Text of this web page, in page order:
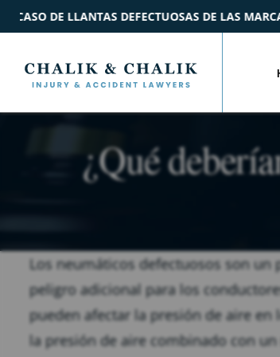
MARCAS BRIDGESTONE Y FORD $2.2M
¿Qué
Los neumáticos defectuosos son
peligro adicional para los
pueden afectar la presión de aire
la presión de aire combinado con